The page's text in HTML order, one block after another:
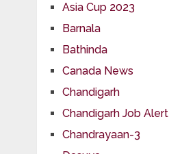
Asia Cup 2023
Barnala
Bathinda
Canada News
Chandigarh
Chandigarh Job Alert
Chandrayaan-3